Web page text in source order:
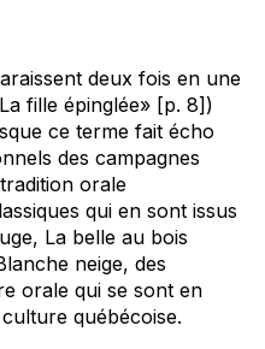
deux fois en une
fille épinglée» [p. 8])
ce terme fait écho
des campagnes
orale
qui en sont issus
La belle au bois
neige, des
orale qui se sont en
québécoise.